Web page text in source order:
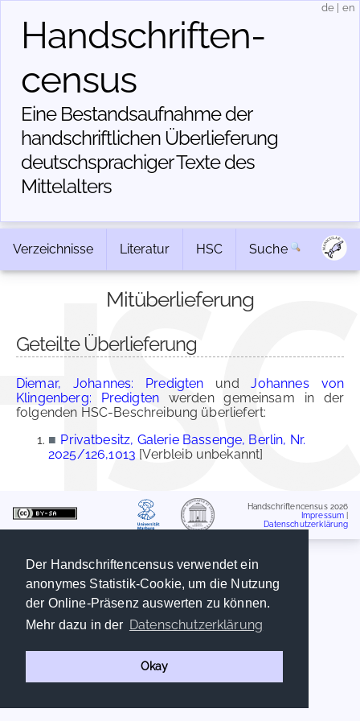
Der Handschriftencensus verwendet ein
anonymes Statistik-Cookie, um die Nutzung
der Online-Präsenz auswerten zu können.
Mehr dazu in der Datenschutzerklärung
Okay
Handschriften­
census
Eine Bestandsaufnahme der
handschriftlichen Über­lieferung
deutschsprachiger Texte des
Mittelalters
de en
Verzeichnisse Literatur HSC Suche
Mitüberlieferung
Geteilte Überlieferung
Diemar, Johannes: Predigten undJohannes von
Klingenberg: Predigten werden gemeinsam in der
folgenden HSC-Beschreibung überliefert:
■ Privatbesitz, Galerie Bassenge, Berlin, Nr.
2025/126,1013 [Verbleib unbekannt]
Handschriftencensus 2026
Impressum
Datenschutzerklärung